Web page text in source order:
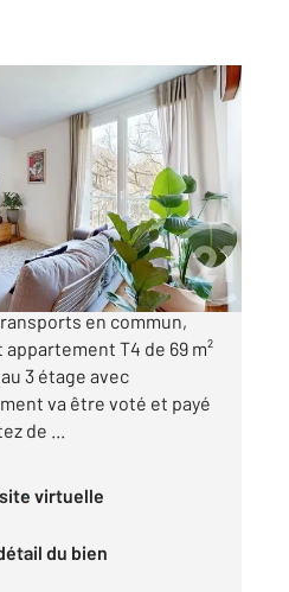
à vendre
€
proche de toutes
en commun,
T4 de 69 m²
3 étage avec
va être voté et payé
de ...
virtuelle
du bien